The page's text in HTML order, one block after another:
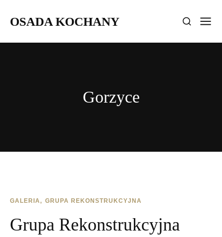
OSADA KOCHANY
Gorzyce
GALERIA GRUPA REKONSTRUKCYJNA
Grupa Rekonstrukcyjna